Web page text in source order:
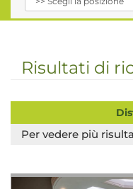
Risultati di
Per vedere più